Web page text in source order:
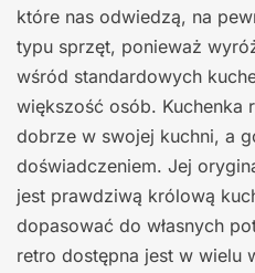
które nas odwiedzą, na
typu sprzęt, ponieważ
wśród standardowych
większość osób. Kuchenka
dobrze w swojej kuchni, a
doświadczeniem. Jej
jest prawdziwą królową
dopasować do własnych
retro dostępna jest w wielu